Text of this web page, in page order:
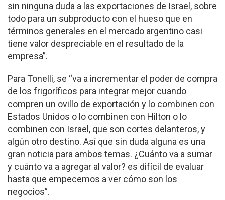
sin ninguna duda a las exportaciones de Israel, sobre
todo para un subproducto con el hueso que en
términos generales en el mercado argentino casi
tiene valor despreciable en el resultado de la
empresa”.
Para Tonelli, se “va a incrementar el poder de compra
de los frigoríficos para integrar mejor cuando
compren un ovillo de exportación y lo combinen con
Estados Unidos o lo combinen con Hilton o lo
combinen con Israel, que son cortes delanteros, y
algún otro destino. Así que sin duda alguna es una
gran noticia para ambos temas. ¿Cuánto va a sumar
y cuánto va a agregar al valor? es difícil de evaluar
hasta que empecemos a ver cómo son los
negocios”.